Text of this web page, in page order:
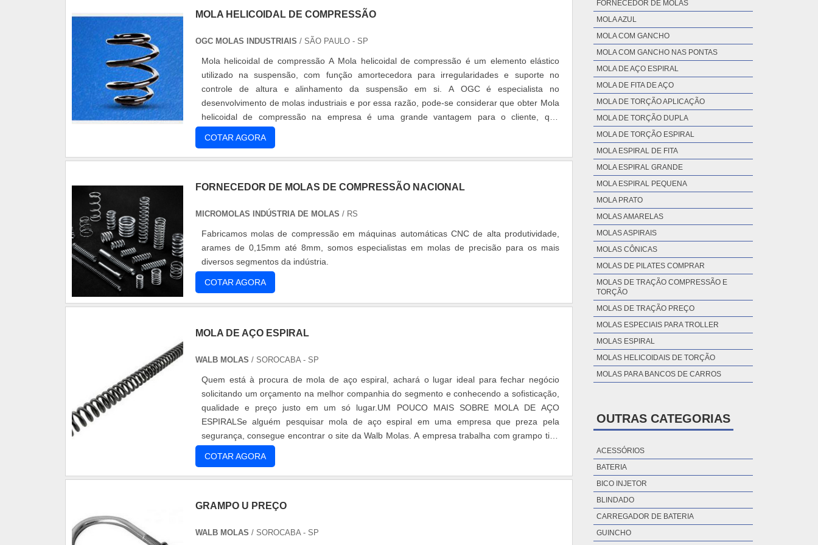
nos melhores profissionais do mercado, e em instalações modernas, garantindo assim,
no segmento pela idoneidade em tudo que faz, o que fecha o ciclo de entrega com
MOLA HELICOIDAL DE COMPRESSÃO
OGC MOLAS INDUSTRIAIS / SÃO PAULO - SP
Mola helicoidal de compressão A Mola helicoidal de compressão é um elemento elástico
utilizado na suspensão, com função amortecedora para irregularidades e suporte no
controle de altura e alinhamento da suspensão em si. A OGC é especialista no
desenvolvimento de molas industriais e por essa razão, pode-se considerar que obter Mola
helicoidal de compressão na empresa é uma grande vantagem para o cliente, que
encontrará variedade de modelos, t....
COTAR AGORA
FORNECEDOR DE MOLAS DE COMPRESSÃO NACIONAL
MICROMOLAS INDÚSTRIA DE MOLAS / RS
Fabricamos molas de compressão em máquinas automáticas CNC de alta produtividade,
arames de 0,15mm até 8mm, somos especialistas em molas de precisão para os mais
diversos segmentos da indústria.
COTAR AGORA
MOLA DE AÇO ESPIRAL
WALB MOLAS / SOROCABA - SP
Quem está à procura de mola de aço espiral, achará o lugar ideal para fechar negócio
solicitando um orçamento na melhor companhia do segmento e conhecendo a sofisticação,
qualidade e preço justo em um só lugar.UM POUCO MAIS SOBRE MOLA DE AÇO
ESPIRALSe alguém pesquisar mola de aço espiral em uma empresa que preza pela
segurança, consegue encontrar o site da Walb Molas. A empresa trabalha com grampo tipo
U quadrado e molas de compressão leve, focando em tecnologia e desenvolvimento no que
gera resultado ao cliente.Ainda tratando-se de mola de aço espiral, deve-se descartar
empresas que não tenham produtos e serviços com ótima qualidade e precisão,
clientes.É importante lembrar que o produto deve ser adquirido com empresas
materiais, além de evitar prejuízos com substituições frequentes de produtos que não
COTAR AGORA
GRAMPO U PREÇO
WALB MOLAS / SOROCABA - SP
FORNECEDOR DE MOLAS
MOLA AZUL
MOLA COM GANCHO
MOLA COM GANCHO NAS PONTAS
MOLA DE AÇO ESPIRAL
MOLA DE FITA DE AÇO
MOLA DE TORÇÃO APLICAÇÃO
MOLA DE TORÇÃO DUPLA
MOLA DE TORÇÃO ESPIRAL
MOLA ESPIRAL DE FITA
MOLA ESPIRAL GRANDE
MOLA ESPIRAL PEQUENA
MOLA PRATO
MOLAS AMARELAS
MOLAS ASPIRAIS
MOLAS CÔNICAS
MOLAS DE PILATES COMPRAR
MOLAS DE TRAÇÃO COMPRESSÃO E
TORÇÃO
MOLAS DE TRAÇÃO PREÇO
MOLAS ESPECIAIS PARA TROLLER
MOLAS ESPIRAL
MOLAS HELICOIDAIS DE TORÇÃO
MOLAS PARA BANCOS DE CARROS
OUTRAS CATEGORIAS
ACESSÓRIOS
BATERIA
BICO INJETOR
BLINDADO
CARREGADOR DE BATERIA
GUINCHO